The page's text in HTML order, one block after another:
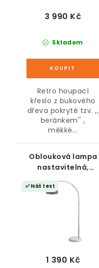
Skladem
3 990 Kč
Retro houpací
křeslo z bukového
dřeva pokryté tzv. ,,
beránkem'' ,
měkké...
Oblouková lampa
nastavitelná,
✅ Náš test
1 390 Kč